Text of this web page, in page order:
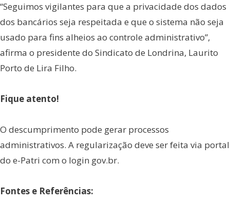
“Seguimos vigilantes para que a privacidade dos dados
dos bancários seja respeitada e que o sistema não seja
usado para fins alheios ao controle administrativo”,
afirma o presidente do Sindicato de Londrina, Laurito
Porto de Lira Filho.
Fique atento!
O descumprimento pode gerar processos
administrativos. A regularização deve ser feita via portal
do e-Patri com o login gov.br.
Fontes e Referências: